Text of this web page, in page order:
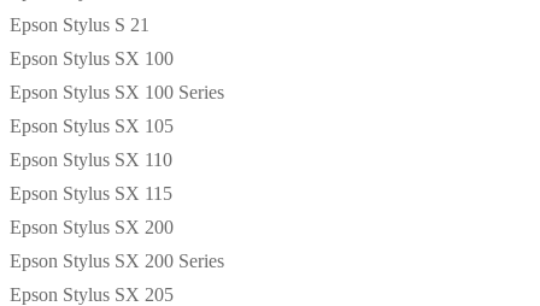
Epson Stylus S 21
Epson Stylus SX 100
Epson Stylus SX 100 Series
Epson Stylus SX 105
Epson Stylus SX 110
Epson Stylus SX 115
Epson Stylus SX 200
Epson Stylus SX 200 Series
Epson Stylus SX 205